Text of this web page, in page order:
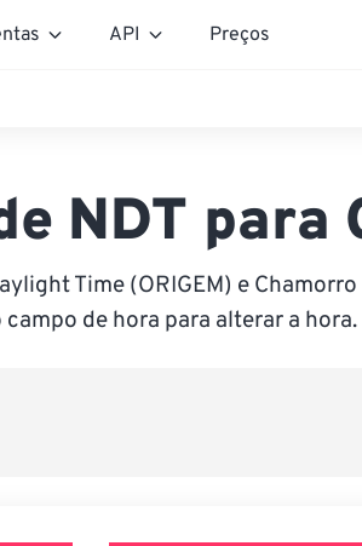
API Preços
NDT para
Time (ORIGEM) e
campo de hora para alterar a hora.